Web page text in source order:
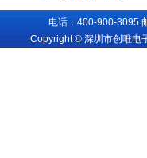
电话：400-900-3095
Copyright © 深圳市创唯电